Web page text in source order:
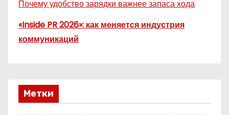
Почему удобство зарядки важнее запаса хода
«Inside PR 2026»: как меняется индустрия
коммуникаций
Метки